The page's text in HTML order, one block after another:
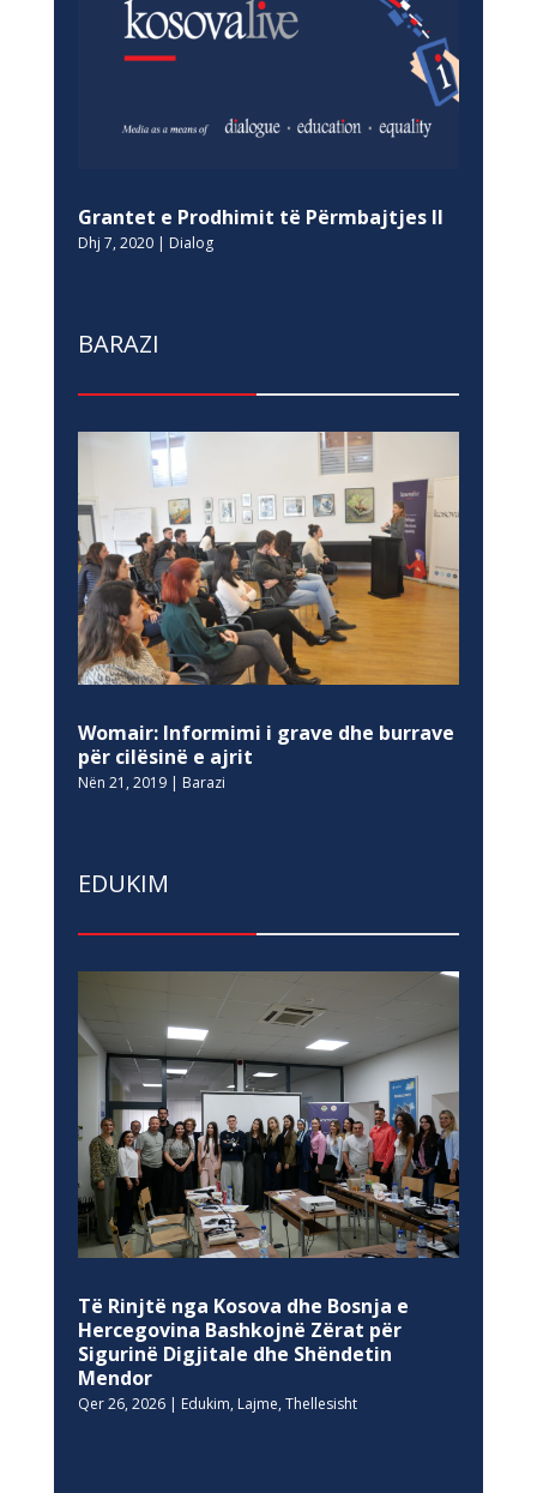
Grantet e Prodhimit të Përmbajtjes II
Dhj 7, 2020| Dialog
BARAZI
Womair: Informimi i grave dhe burrave
për cilësinë e ajrit
Nën 21, 2019| Barazi
EDUKIM
Të Rinjtë nga Kosova dhe Bosnja e
Hercegovina Bashkojnë Zërat për
Sigurinë Digjitale dhe Shëndetin
Mendor
Qer 26, 2026| Edukim, Lajme, Thellesisht